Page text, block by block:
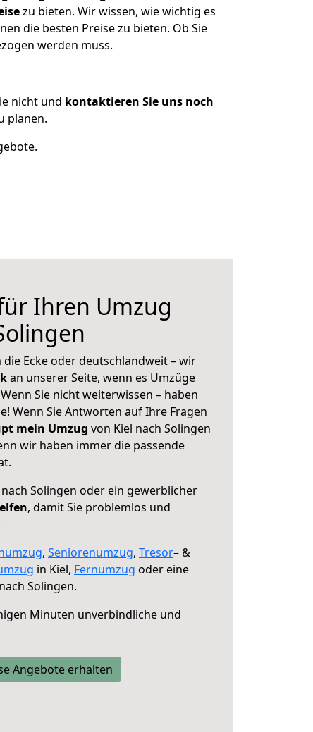
zu bieten. Wir wissen, wie wichtig es
die besten Preise zu bieten. Ob Sie
werden muss.
nicht und kontaktieren Sie uns noch
planen.
Ihren Umzug
Ecke oder deutschlandweit – wir
an unserer Seite, wenn es Umzüge
Sie nicht weiterwissen – haben
Wenn Sie Antworten auf Ihre Fragen
mein Umzug von Kiel nach Solingen
wir haben immer die passende
Solingen oder ein gewerblicher
, damit Sie problemlos und
, Seniorenumzug, Tresor– &
in Kiel, Fernumzug oder eine
Solingen.
Minuten unverbindliche und
Angebote erhalten